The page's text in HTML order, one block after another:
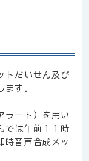
トだいせん及び
ます。
ラート）を用い
では午前１１時
時音声合成メッ